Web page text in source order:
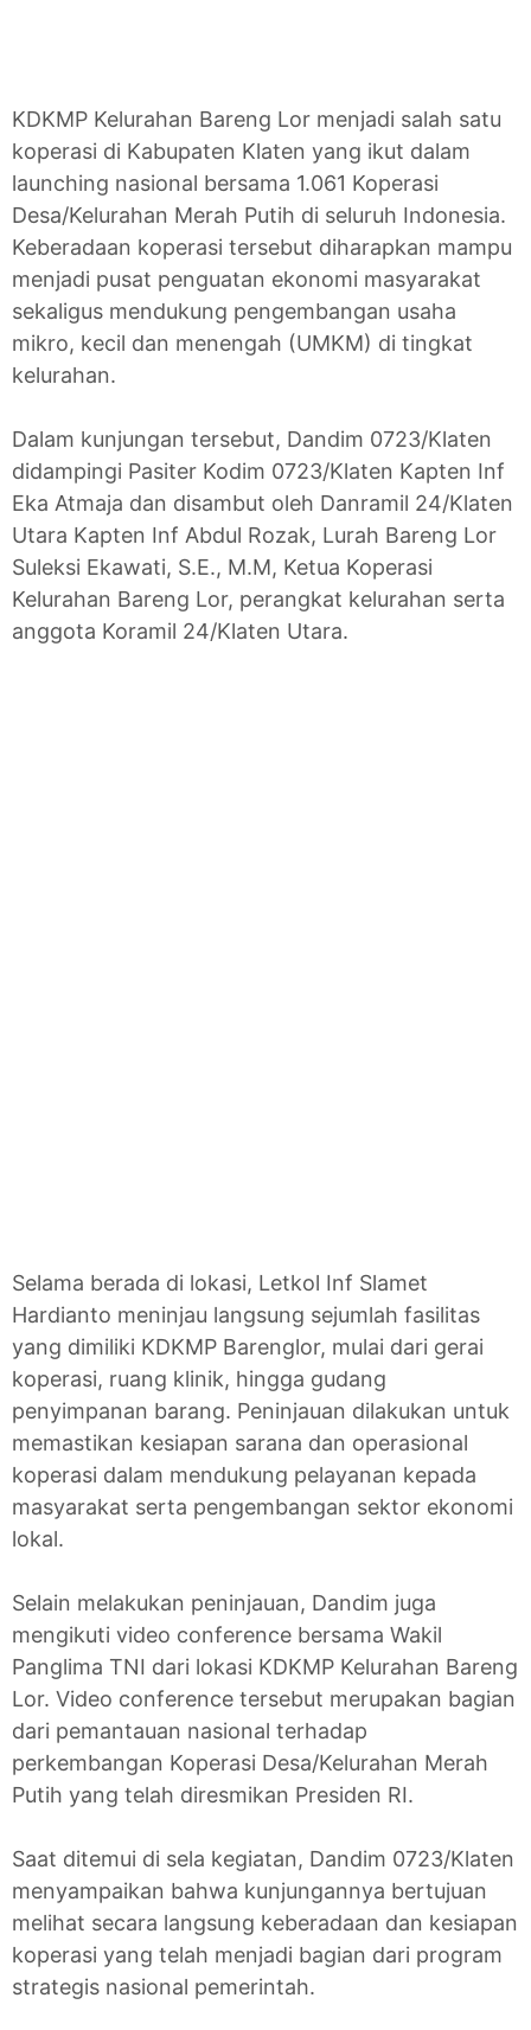
KDKMP Kelurahan Bareng Lor menjadi salah satu
koperasi di Kabupaten Klaten yang ikut dalam
launching nasional bersama 1.061 Koperasi
Desa/Kelurahan Merah Putih di seluruh Indonesia.
Keberadaan koperasi tersebut diharapkan mampu
menjadi pusat penguatan ekonomi masyarakat
sekaligus mendukung pengembangan usaha
mikro, kecil dan menengah (UMKM) di tingkat
kelurahan.
Dalam kunjungan tersebut, Dandim 0723/Klaten
didampingi Pasiter Kodim 0723/Klaten Kapten Inf
Eka Atmaja dan disambut oleh Danramil 24/Klaten
Utara Kapten Inf Abdul Rozak, Lurah Bareng Lor
Suleksi Ekawati, S.E., M.M, Ketua Koperasi
Kelurahan Bareng Lor, perangkat kelurahan serta
anggota Koramil 24/Klaten Utara.
Selama berada di lokasi, Letkol Inf Slamet
Hardianto meninjau langsung sejumlah fasilitas
yang dimiliki KDKMP Barenglor, mulai dari gerai
koperasi, ruang klinik, hingga gudang
penyimpanan barang. Peninjauan dilakukan untuk
memastikan kesiapan sarana dan operasional
koperasi dalam mendukung pelayanan kepada
masyarakat serta pengembangan sektor ekonomi
lokal.
Selain melakukan peninjauan, Dandim juga
mengikuti video conference bersama Wakil
Panglima TNI dari lokasi KDKMP Kelurahan Bareng
Lor. Video conference tersebut merupakan bagian
dari pemantauan nasional terhadap
perkembangan Koperasi Desa/Kelurahan Merah
Putih yang telah diresmikan Presiden RI.
Saat ditemui di sela kegiatan, Dandim 0723/Klaten
menyampaikan bahwa kunjungannya bertujuan
melihat secara langsung keberadaan dan kesiapan
koperasi yang telah menjadi bagian dari program
strategis nasional pemerintah.